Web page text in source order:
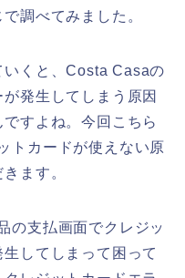
調べてみました。
いくと、Costa Casaの
発生してしまう原因
すよね。今回こちら
トカードが使えない原
ます。
の支払画面でクレジッ
してしまって困って